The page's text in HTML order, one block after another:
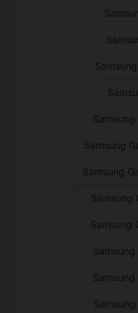
Samsung
Samsung
Samsung
Samsung